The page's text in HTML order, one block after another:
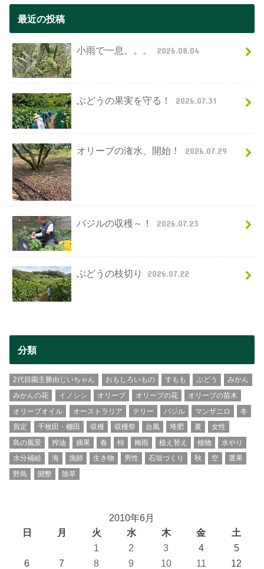
最近の投稿
小雨で一息。。。 2026.08.04
ぶどうの果実を守る！ 2026.07.31
オリーブの潅水、開始！ 2026.07.29
バジルの収穫～！ 2026.07.23
ぶどうの枝切り 2026.07.22
分類
2代目園主勝由じいちゃん おもしろいもの すもも ぶどう
みかん
みかんの花
イノシシ オリーブ オリーブの花
オリーブの苗木
オリーブオイル
オーストラリア テリー バジル マンザニロ
冬
剪定
千枚田・棚田 収穫 収穫祭 台風 堆肥 夏
女性
島の風景
搾油 摘果 春 柿 梅雨 植え替え 植物
水やり
水分補給
海 漁師 生き物 男性 石垣づくり 秋 空
選果
野鳥
開墾 除草
2010年6月
日
月 火 水 木 金 土
1 2 3 4
5
6
7 8 9 10 11
12